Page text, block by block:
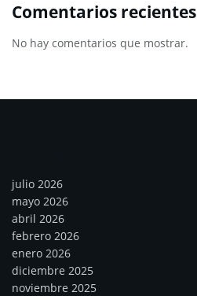
Comentarios recientes
No hay comentarios que mostrar.
julio 2026
mayo 2026
abril 2026
febrero 2026
enero 2026
diciembre 2025
noviembre 2025